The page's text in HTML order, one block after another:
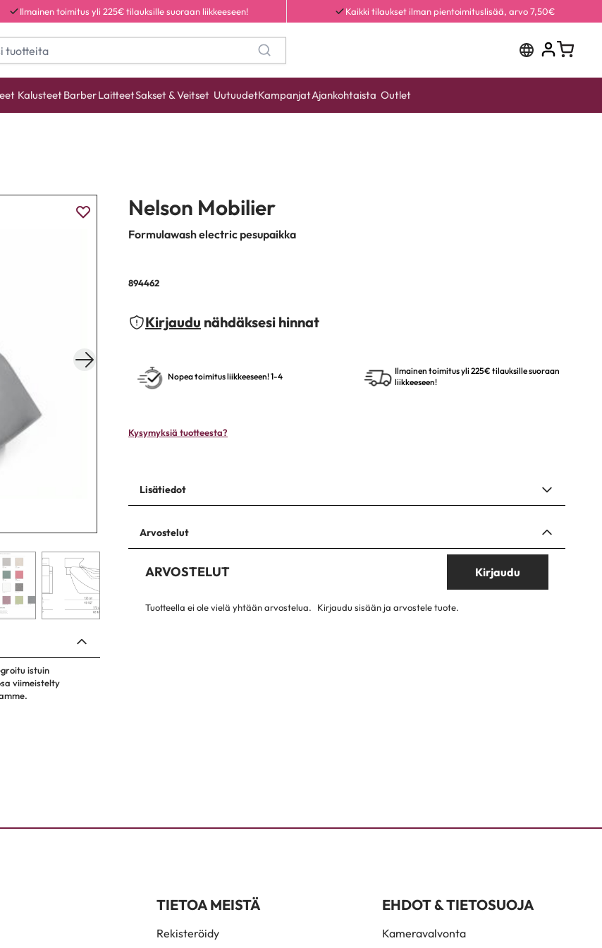
Ilmainen toimitus yli 225€ tilauksille suoraan liikkeeseen! Kaikki tilaukset ilman pientoimituslisää, arvo 7,50€
KalusteetBarberLaitteetSakset & Veitset UutuudetKampanjatAjankohtaista Outlet
istuin
viimeistelty
Nelson Mobilier
Formulawash electric pesupaikka
894462
Kirjaudu nähdäksesi hinnat
Nopea toimitus liikkeeseen! 1-4
Ilmainen toimitus yli 225€ tilauksille suoraan
liikkeeseen!
Kysymyksiä tuotteesta?
Lisätiedot
Arvostelut
ARVOSTELUT Kirjaudu
Tuotteella ei ole vielä yhtään arvostelua. Kirjaudu sisään ja arvostele tuote.
TIETOA MEISTÄ
Rekisteröidy
EHDOT & TIETOSUOJA
Kameravalvonta